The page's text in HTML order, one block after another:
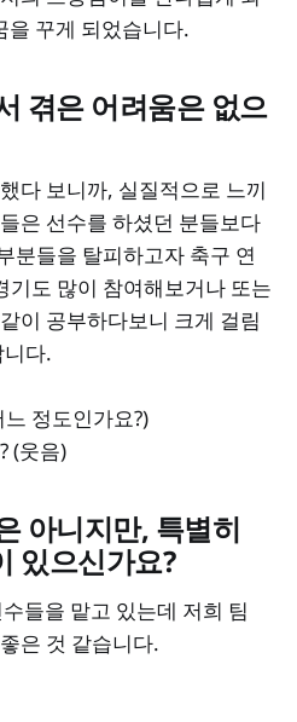
을 꾸게 되었습니다.
겪은 어려움은 없으
다 보니까, 실질적으로 느끼
은 선수를 하셨던 분들보다
분들을 탈피하고자 축구 연
기도 많이 참여해보거나 또는
이 공부하다보니 크게 걸림
다.
정도인가요?)
(웃음)
아니지만, 특별히
있으신가요?
들을 맡고 있는데 저희 팀
은 것 같습니다.